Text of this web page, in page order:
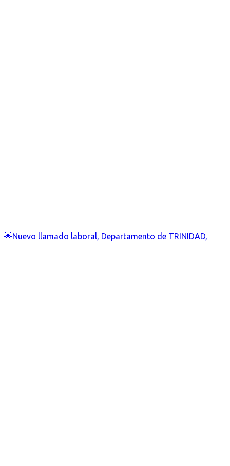
🌟Nuevo llamado laboral, Departamento de TRINIDAD,